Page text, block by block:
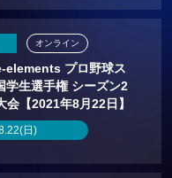
elements プロ野球ス
学生選手権 シーズン2
会【2021年8月22日】
日)
オンライン